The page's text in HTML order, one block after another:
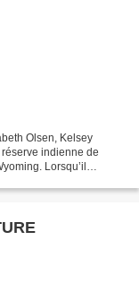
Olsen, Kelsey
indienne de
Lorsqu’il